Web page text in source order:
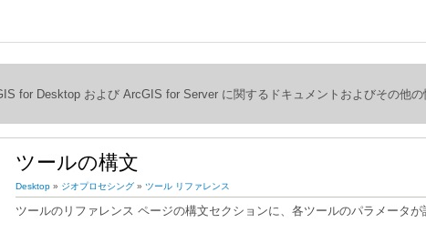
for Desktop および ArcGIS for Server に関するドキュメントおよびその他
ツールの構文
Desktop » ジオプロセシング » ツール リファレンス
ツールのリファレンス ページの構文セクションに、各ツールのパラメータ